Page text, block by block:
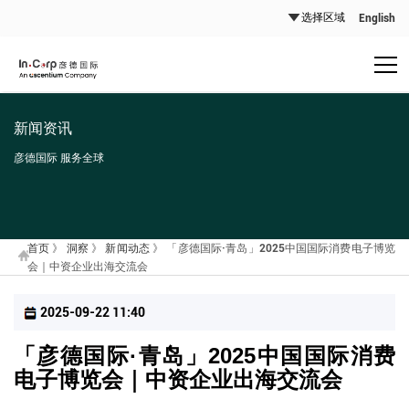
English
新闻资讯
彦德国际 服务全球
首页 》 洞察 》新闻动态》
「彦德国际·青岛」2025中国国际消费电子博览
会｜中资企业出海交流会
2025-09-22 11:40
「彦德国际·青岛」2025中国国际消费
电子博览会｜中资企业出海交流会